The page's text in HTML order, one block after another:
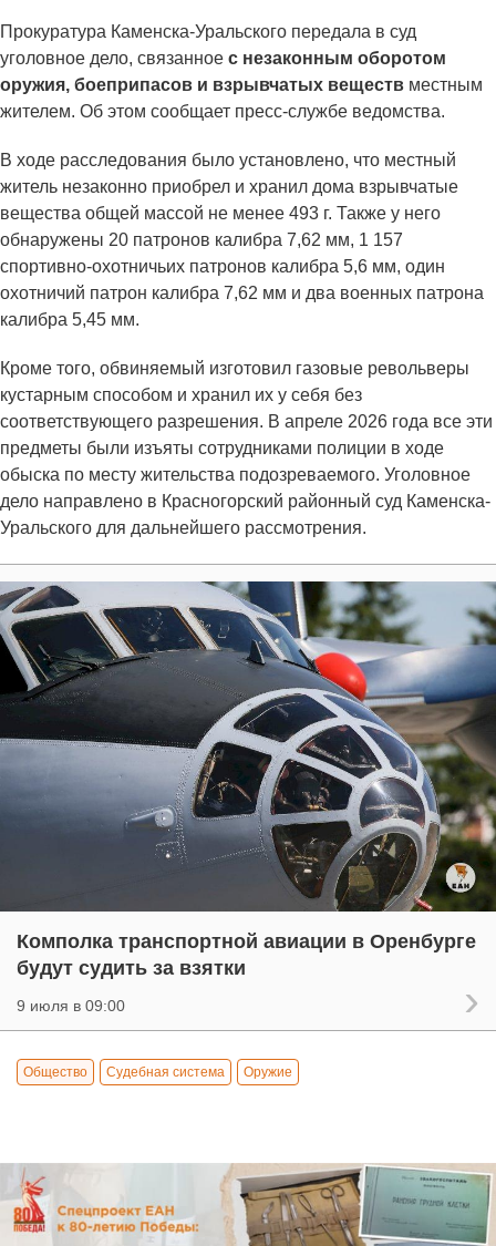
Прокуратура Каменска-Уральского передала в суд
уголовное дело, связанное с незаконным оборотом
оружия, боеприпасов и взрывчатых веществ местным
жителем. Об этом сообщает пресс-службе ведомства.
В ходе расследования было установлено, что местный
житель незаконно приобрел и хранил дома взрывчатые
вещества общей массой не менее 493 г. Также у него
обнаружены 20 патронов калибра 7,62 мм, 1 157
спортивно-охотничьих патронов калибра 5,6 мм, один
охотничий патрон калибра 7,62 мм и два военных патрона
калибра 5,45 мм.
Кроме того, обвиняемый изготовил газовые револьверы
кустарным способом и хранил их у себя без
соответствующего разрешения. В апреле 2026 года все эти
предметы были изъяты сотрудниками полиции в ходе
обыска по месту жительства подозреваемого. Уголовное
дело направлено в Красногорский районный суд Каменска-
Уральского для дальнейшего рассмотрения.
Комполка транспортной авиации в Оренбурге
будут судить за взятки
9 июля в 09:00
Общество Судебная система Оружие